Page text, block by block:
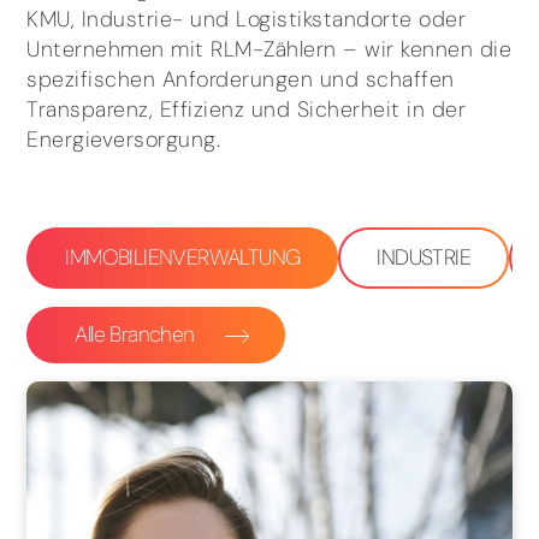
KMU, Industrie- und Logistikstandorte oder
Unternehmen mit RLM-Zählern – wir kennen die
spezifischen Anforderungen und schaffen
Transparenz, Effizienz und Sicherheit in der
Energieversorgung.
IMMOBILIENVERWALTUNG INDUSTRIE
Alle Branchen